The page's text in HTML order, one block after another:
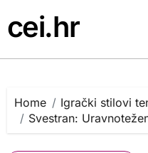
to
content
cei.hr
Home
Igrački stilovi
Svestran: